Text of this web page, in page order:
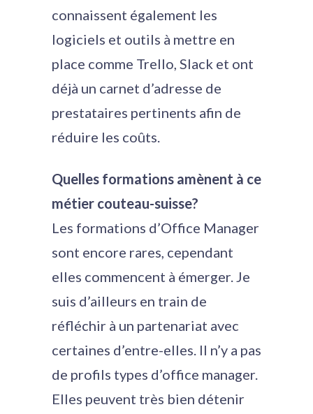
connaissent également les
logiciels et outils à mettre en
place comme Trello, Slack et ont
déjà un carnet d’adresse de
prestataires pertinents afin de
réduire les coûts.
Quelles formations amènent à ce
métier couteau-suisse?
Les formations d’Office Manager
sont encore rares, cependant
elles commencent à émerger. Je
suis d’ailleurs en train de
réfléchir à un partenariat avec
certaines d’entre-elles. Il n’y a pas
de profils types d’office manager.
Elles peuvent très bien détenir